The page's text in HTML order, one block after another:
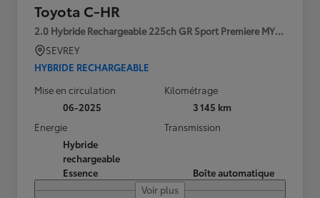
Toyota C-HR
2.0 Hybride Rechargeable 225ch GR Sport Premiere MY25
SEVREY
HYBRIDE RECHARGEABLE
Mise en circulation
06-2025
Kilométrage
3 145 km
Energie
Hybride
rechargeable
Essence
Transmission
Boîte automatique
Voir plus